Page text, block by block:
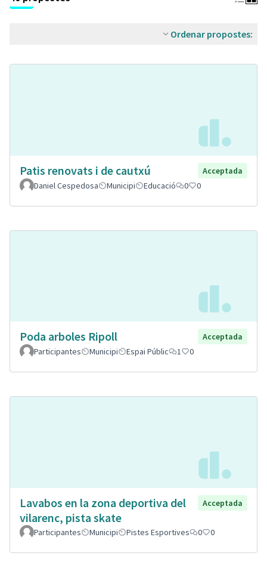
Ordenar propostes:
Patis renovats i de cautxú
Acceptada
Daniel Cespedosa
Municipi Educació 0 0
Poda arboles Ripoll
Acceptada
Participantes
Municipi Espai Públic 1 0
Lavabos en la zona deportiva del
vilarenc, pista skate
Acceptada
Participantes Municipi Pistes Esportives 0 0